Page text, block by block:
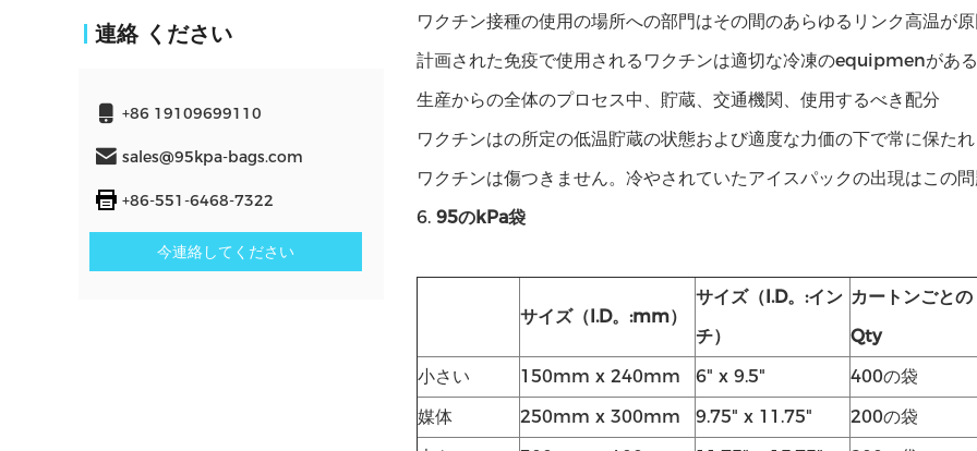
連絡 ください
+86 19109699110
sales@95kpa-bags.com
+86-551-6468-7322
今連絡してください
ワクチン接種の使用の場所への部門はその間のあらゆるリンク高温が
計画された免疫で使用されるワクチンは適切な冷凍のequipmenがあ
生産からの全体のプロセス中、貯蔵、交通機関、使用するべき配分
ワクチンはの所定の低温貯蔵の状態および適度な力価の下で常に保た
ワクチンは傷つきません。冷やされていたアイスパックの出現はこの問
6. 95のkPa袋
サイズ（I.D。:mm）
サイズ（I.D。:イン
チ）
カートンごとの
Qty
小さい
150mm x 240mm 6" x 9.5"
400の袋
媒体
250mm x 300mm 9.75" x 11.75"
200の袋